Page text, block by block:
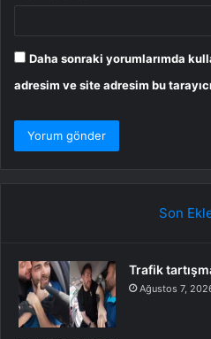
Daha sonraki yorumlarımda
adresim ve site adresim bu
Son
Trafik
Ağustos 7,